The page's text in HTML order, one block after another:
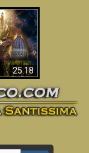
25:18
previsto
Papa?